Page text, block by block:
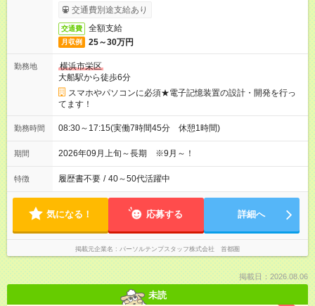
交通費別途支給あり
交通費 全額支給
月収例 25～30万円
勤務地
横浜市栄区
大船駅から徒歩6分
スマホやパソコンに必須★電子記憶装置の設計・開発を行っ
てます！
勤務時間 08:30～17:15(実働7時間45分 休憩1時間)
期間 2026年09月上旬～長期 ※9月～！
特徴 履歴書不要 / 40～50代活躍中
気になる！ 応募する 詳細へ
掲載元企業名 パーソルテンプスタッフ株式会社 首都圏
掲載日：2026.08.06
未読